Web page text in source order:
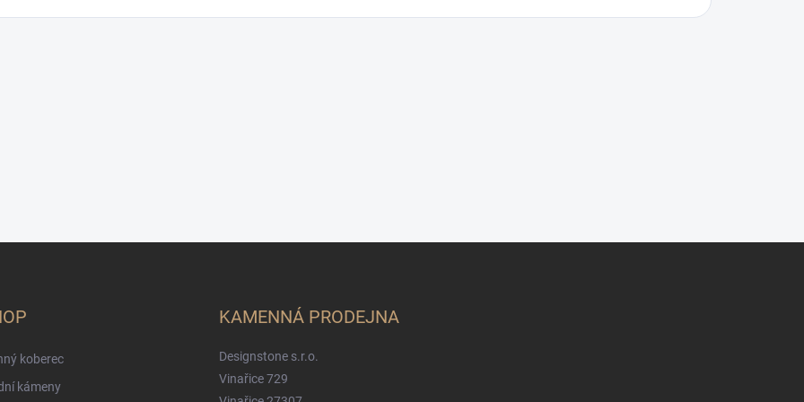
koberec
kámeny
KAMENNÁ PRODEJNA
Designstone s.r.o.
Vinařice 729